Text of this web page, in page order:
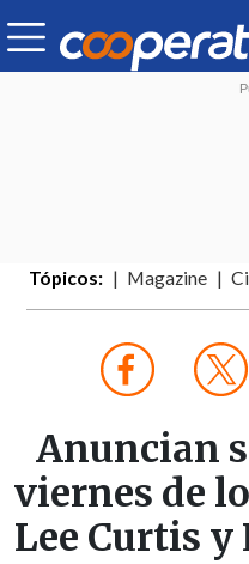
Tópicos: Magazine
Anuncian
viernes de
Lee Curtis